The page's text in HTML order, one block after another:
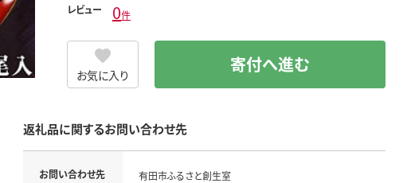
レビュー 0件
お気に入り 寄付へ進む
返礼品に関するお問い合わせ先
お問い合わせ先 有田市ふるさと創生室